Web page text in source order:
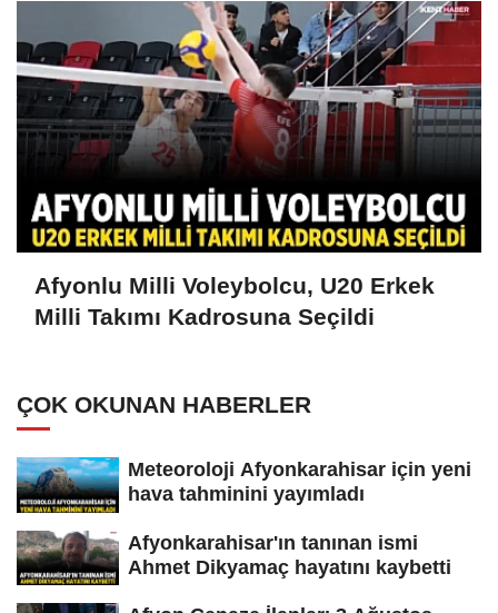
Afyonlu Milli Voleybolcu, U20 Erkek
Milli Takımı Kadrosuna Seçildi
ÇOK OKUNAN HABERLER
Meteoroloji Afyonkarahisar için yeni
hava tahminini yayımladı
Afyonkarahisar'ın tanınan ismi
Ahmet Dikyamaç hayatını kaybetti